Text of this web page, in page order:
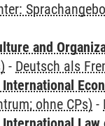
and
- Deutsch als
ohne CPs) -